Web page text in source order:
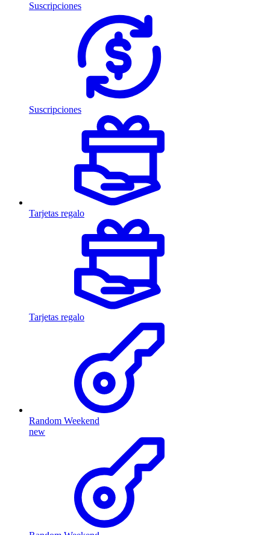
Suscripciones
Suscripciones
Tarjetas regalo
Tarjetas regalo
Random Weekend
new